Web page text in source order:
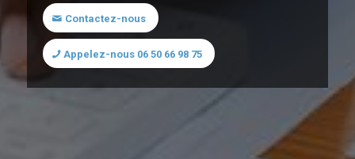
Contactez-nous
Appelez-nous 06 50 66 98 75